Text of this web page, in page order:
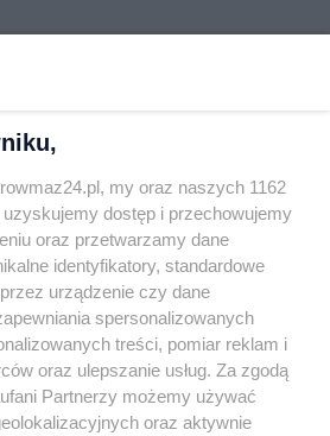
my oraz naszych 1162
dostęp i przechowujemy
oraz przetwarzamy dane
identyfikatory, standardowe
urządzenie czy dane
spersonalizowanych
treści, pomiar reklam i
oraz ulepszanie usług. Za zgodą
Partnerzy możemy używać
oraz aktywnie